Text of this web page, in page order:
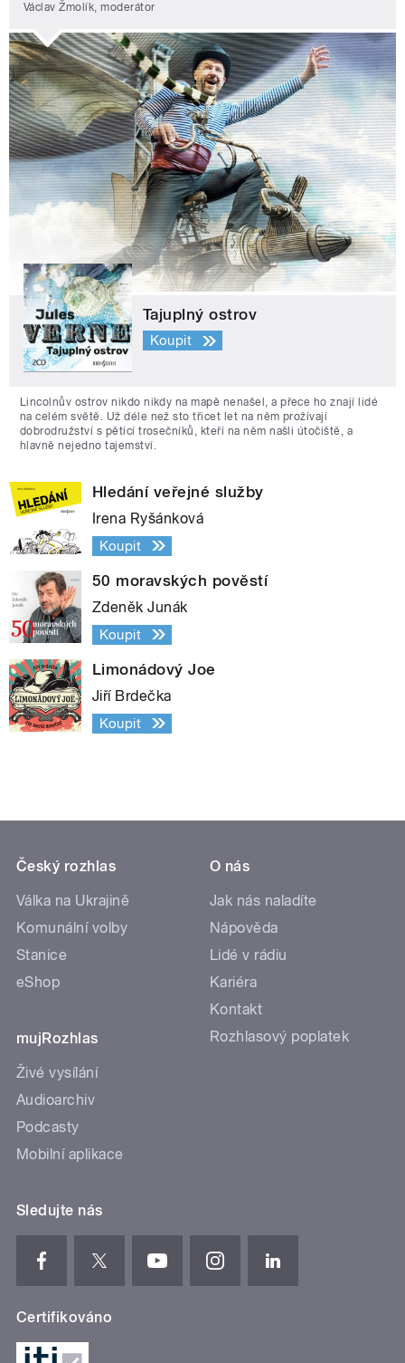
Václav Žmolík, moderátor
Tajuplný ostrov
Koupit
Lincolnův ostrov nikdo nikdy na mapě nenašel, a přece ho znají lidé
na celém světě. Už déle než sto třicet let na něm prožívají
dobrodružství s pěticí trosečníků, kteří na něm našli útočiště, a
hlavně nejedno tajemství.
Hledání veřejné služby
Irena Ryšánková
Koupit
50 moravských pověstí
Zdeněk Junák
Koupit
Limonádový Joe
Jiří Brdečka
Koupit
Český rozhlas
Válka na Ukrajině
Komunální volby
Stanice
eShop
mujRozhlas
Živé vysílání
Audioarchiv
Podcasty
Mobilní aplikace
O nás
Jak nás naladíte
Nápověda
Lidé v rádiu
Kariéra
Kontakt
Rozhlasový poplatek
Sledujte nás
Certifikováno